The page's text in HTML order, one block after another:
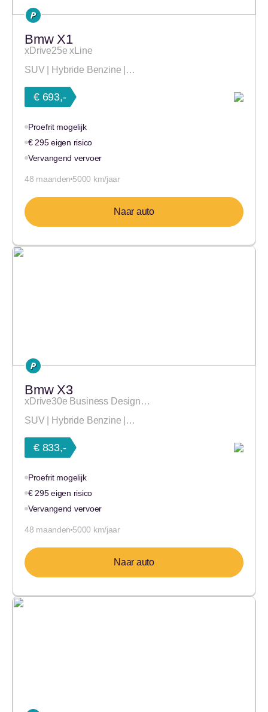
Bmw X1
xDrive25e xLine
SUV | Hybride Benzine |…
€ 693,-
Proefrit mogelijk
€ 295 eigen risico
Vervangend vervoer
48 maanden 5000 km/jaar
Naar auto
Bmw X3
xDrive30e Business Design…
SUV | Hybride Benzine |…
€ 833,-
Proefrit mogelijk
€ 295 eigen risico
Vervangend vervoer
48 maanden 5000 km/jaar
Naar auto